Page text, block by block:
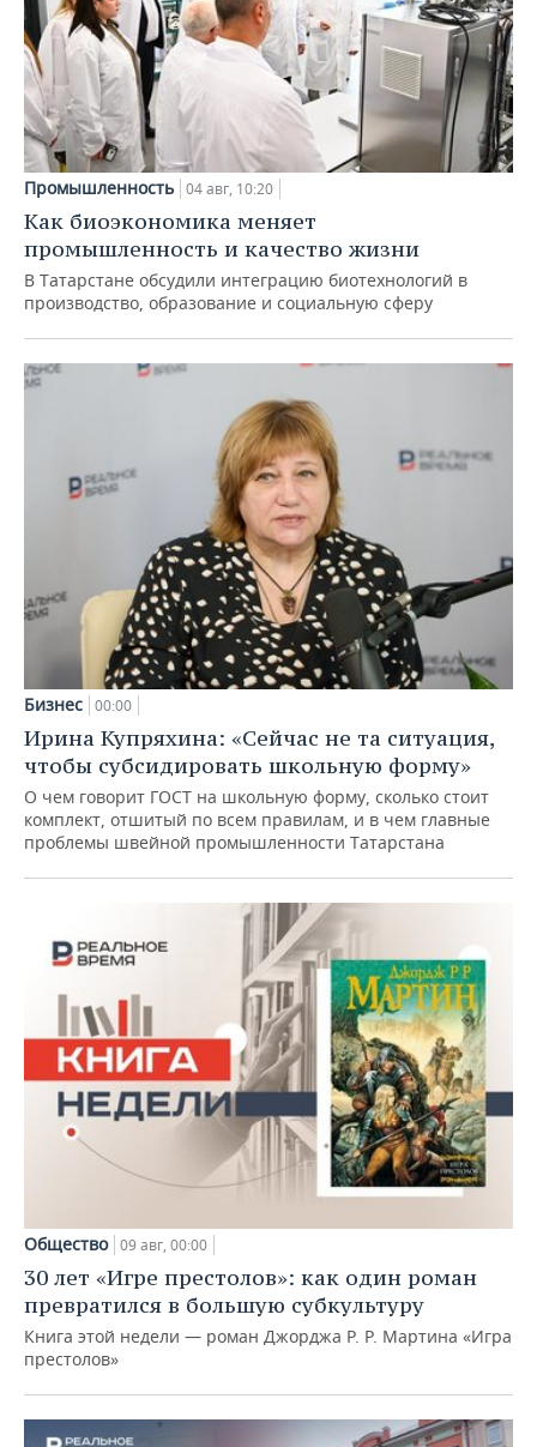
Промышленность 04 авг, 10:20
Как биоэкономика меняет
промышленность и качество жизни
В Татарстане обсудили интеграцию биотехнологий в
производство, образование и социальную сферу
Бизнес 00:00
Ирина Купряхина: «Сейчас не та ситуация,
чтобы субсидировать школьную форму»
О чем говорит ГОСТ на школьную форму, сколько стоит
комплект, отшитый по всем правилам, и в чем главные
проблемы швейной промышленности Татарстана
Общество 09 авг, 00:00
30 лет «Игре престолов»: как один роман
превратился в большую субкультуру
Книга этой недели — роман Джорджа Р. Р. Мартина «Игра
престолов»